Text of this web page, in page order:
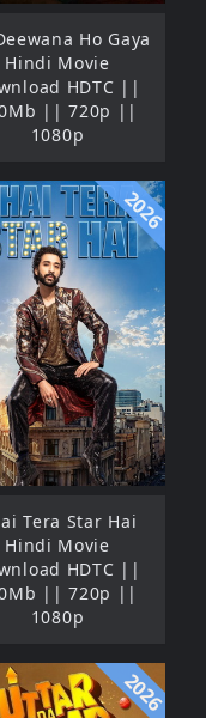
Ho Gaya
Hindi Movie
HDTC ||
|| 720p ||
1080p
2026
Tera Star Hai
Hindi Movie
HDTC ||
|| 720p ||
1080p
2026